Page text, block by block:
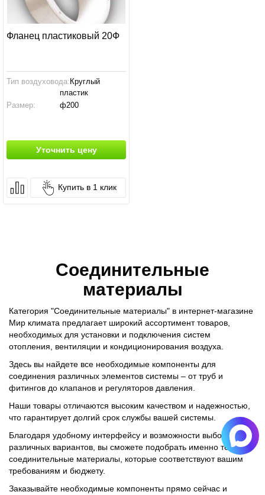
Фланец пластиковый 20Ф
Тип воздуховода: Круглый
пластик
Размер:
ф200
Уточнить цену
Купить в 1 клик
Соединительные
материалы
Категория "Соединительные материалы" в интернет-магазине
Мир климата предлагает широкий ассортимент товаров,
необходимых для установки и подключения систем
отопления, вентиляции и кондиционирования воздуха.
Здесь вы найдете все необходимые компоненты для
соединения различных элементов системы – от труб и
фитингов до клапанов и регуляторов давления.
Наши товары отличаются высоким качеством и надежностью,
что гарантирует долгий срок службы вашей системы.
Благодаря удобному интерфейсу и возможности выбора из
различных вариантов, вы сможете подобрать именно те
соединительные материалы, которые соответствуют вашим
требованиям и бюджету.
Заказывайте необходимые компоненты прямо сейчас и